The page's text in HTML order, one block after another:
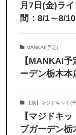
月7日(金)ラ
間：8/1～8/10
MANKAI(予定)
【MANKAI
ーデン栃木本
【新】マジドキッ！(
【マジドキ
ブガーデン栃